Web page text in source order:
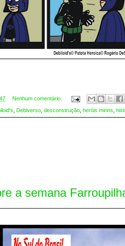
Nenhum comentário:
, Debiverso, desconstrução, heróis mirins,
a semana